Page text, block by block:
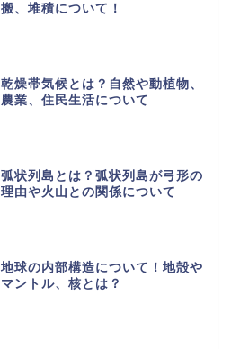
搬、堆積について！
乾燥帯気候とは？自然や動植物、
農業、住民生活について
弧状列島とは？弧状列島が弓形の
理由や火山との関係について
地球の内部構造について！地殻や
マントル、核とは？